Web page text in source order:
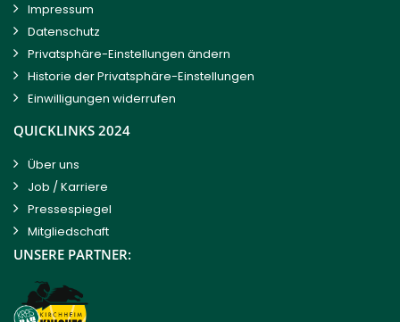
Impressum
Datenschutz
Privatsphäre-Einstellungen ändern
Historie der Privatsphäre-Einstellungen
Einwilligungen widerrufen
QUICKLINKS 2024
Über uns
Job / Karriere
Pressespiegel
Mitgliedschaft
UNSERE PARTNER: